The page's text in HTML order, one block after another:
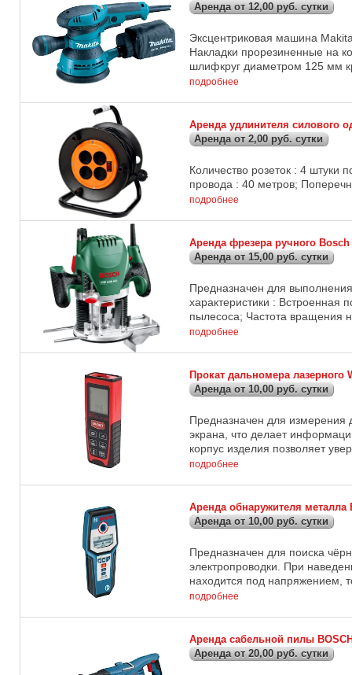
Аренда от 12,00 руб. сутки
Эксцентриковая машина
Накладки прорезиненные на
шлифкруг диаметром 125 мм
подробнее
Аренда удлинителя силового
Аренда от 2,00 руб. сутки
Количество розеток : 4
провода : 40 метров;
подробнее
Аренда фрезера ручного Bosch
Аренда от 15,00 руб. сутки
Предназначен для
характеристики : Встроенная
пылесоса; Частота вращения
подробнее
Прокат дальномера лазерного
Аренда от 10,00 руб. сутки
Предназначен для
экрана, что делает
корпус изделия позволяет
подробнее
Аренда обнаружителя металла
Аренда от 10,00 руб. сутки
Предназначен для поиска
электропроводки. При
находится под напряжением,
подробнее
Аренда сабельной пилы
Аренда от 20,00 руб. сутки